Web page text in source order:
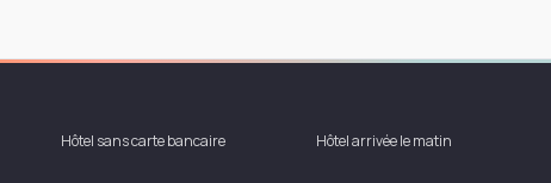
Hôtel sans carte bancaire Hôtel arrivée le matin